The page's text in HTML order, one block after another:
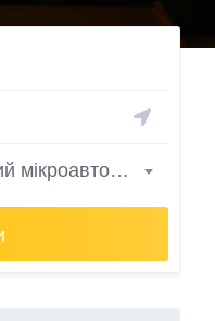
Вантажно-пасажирський мікроавтобус